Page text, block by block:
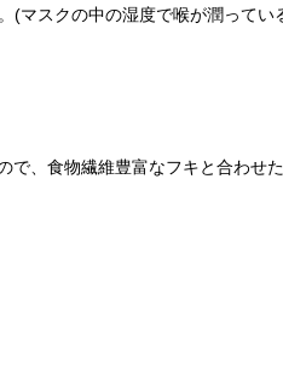
(マスクの中の湿度で喉が潤ってい
で、食物繊維豊富なフキと合わせ